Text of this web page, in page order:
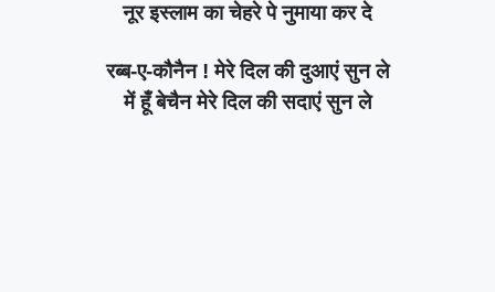
नूर इस्लाम का चेहरे पे नुमाया कर दे
रब्ब-ए-कौनैन ! मेरे दिल की दुआएं सुन ले
में हूँ बेचैन मेरे दिल की सदाएं सुन ले